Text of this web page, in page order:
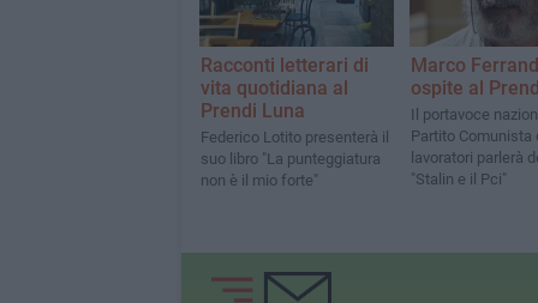
Racconti letterari di
vita quotidiana al
Prendi Luna
Federico Lotito presenterà il
suo libro "La punteggiatura
non è il mio forte"
Marco
ospite al
Il portavoce
Partito Comunista
lavoratori parlerà
"Stalin e il Pci"